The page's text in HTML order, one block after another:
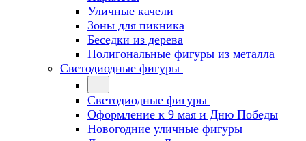
Уличные качели
Зоны для пикника
Беседки из дерева
Полигональные фигуры из металла
Светодиодные фигуры
Светодиодные фигуры
Оформление к 9 мая и Дню Победы
Новогодние уличные фигуры